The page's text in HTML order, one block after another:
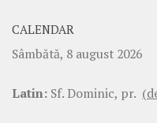
CALENDAR
Sâmbătă, 8 august 2026
Latin: Sf. Dominic, pr.